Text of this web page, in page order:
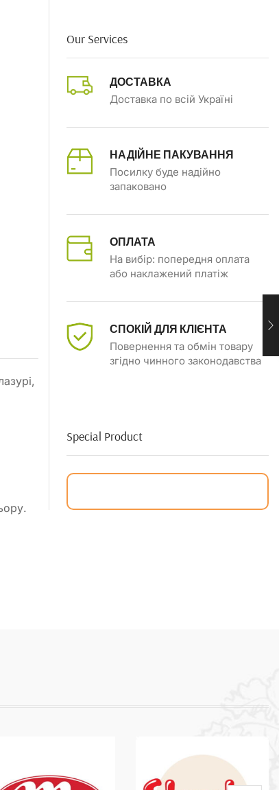
Our Services
ДОСТАВКА
Доставка по всій Україні
НАДІЙНЕ ПАКУВАННЯ
Посилку буде надійно
запаковано
ОПЛАТА
На вибір: попередня оплата
або наклажений платіж
СПОКІЙ ДЛЯ КЛІЄНТА
Повернення та обмін товару
згідно чинного законодавства
Special Product